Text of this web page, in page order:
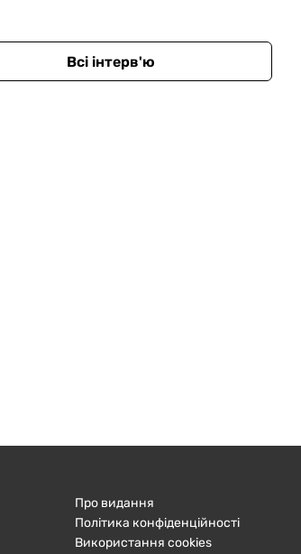
Всі інтерв'ю
Про видання
Політика конфіденційності
Використання cookies